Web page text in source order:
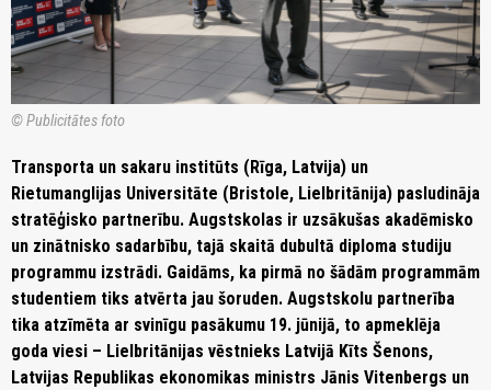
© Publicitātes foto
Transporta un sakaru institūts (Rīga, Latvija) un
Rietumanglijas Universitāte (Bristole, Lielbritānija) pasludināja
stratēģisko partnerību. Augstskolas ir uzsākušas akadēmisko
un zinātnisko sadarbību, tajā skaitā dubultā diploma studiju
programmu izstrādi. Gaidāms, ka pirmā no šādām programmām
studentiem tiks atvērta jau šoruden. Augstskolu partnerība
tika atzīmēta ar svinīgu pasākumu 19. jūnijā, to apmeklēja
goda viesi – Lielbritānijas vēstnieks Latvijā Kīts Šenons,
Latvijas Republikas ekonomikas ministrs Jānis Vitenbergs un